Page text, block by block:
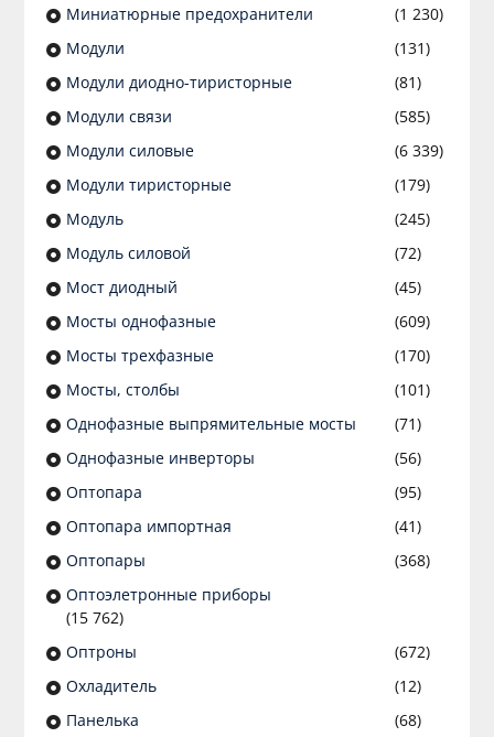
Миниатюрные предохранители
(1 230)
Модули
(131)
Модули диодно-тиристорные
(81)
Модули связи
(585)
Модули силовые
(6 339)
Модули тиристорные
(179)
Модуль
(245)
Модуль силовой
(72)
Мост диодный
(45)
Мосты однофазные
(609)
Мосты трехфазные
(170)
Мосты, столбы
(101)
Однофазные выпрямительные мосты
(71)
Однофазные инверторы
(56)
Оптопара
(95)
Оптопара импортная
(41)
Оптопары
(368)
Оптоэлетронные приборы
(15 762)
Оптроны
(672)
Охладитель
(12)
Панелька
(68)